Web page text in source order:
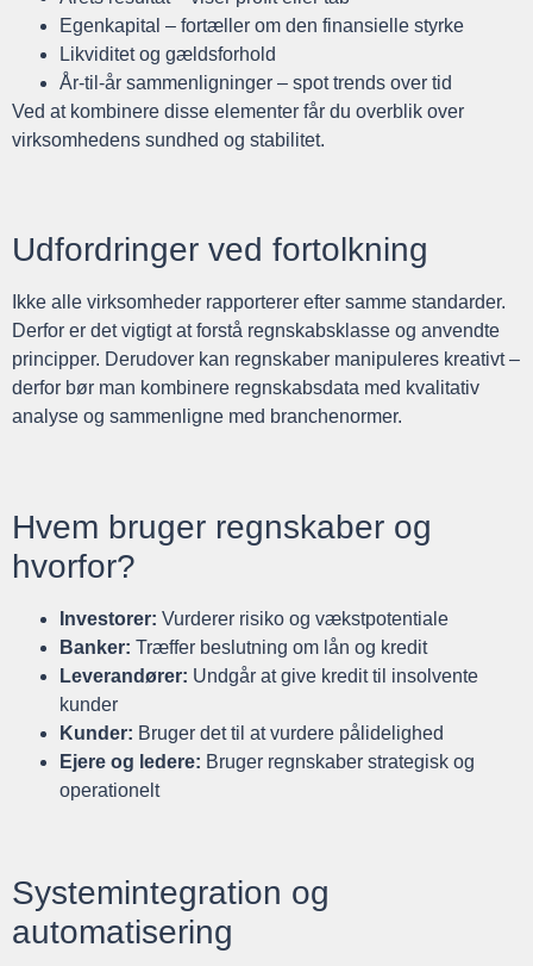
Egenkapital – fortæller om den finansielle styrke
Likviditet og gældsforhold
År-til-år sammenligninger – spot trends over tid
Ved at kombinere disse elementer får du overblik over
virksomhedens sundhed og stabilitet.
Udfordringer ved fortolkning
Ikke alle virksomheder rapporterer efter samme standarder.
Derfor er det vigtigt at forstå regnskabsklasse og anvendte
principper. Derudover kan regnskaber manipuleres kreativt –
derfor bør man kombinere regnskabsdata med kvalitativ
analyse og sammenligne med branchenormer.
Hvem bruger regnskaber og
hvorfor?
Investorer: Vurderer risiko og vækstpotentiale
Banker: Træffer beslutning om lån og kredit
Leverandører: Undgår at give kredit til insolvente
kunder
Kunder: Bruger det til at vurdere pålidelighed
Ejere og ledere: Bruger regnskaber strategisk og
operationelt
Systemintegration og
automatisering